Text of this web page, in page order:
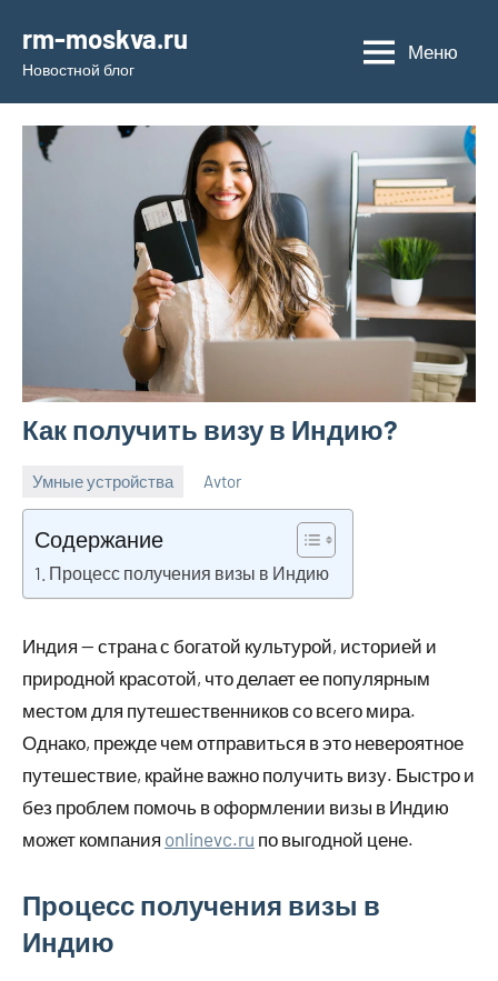
содержимому
rm-moskva.ru
Новостной блог
Меню
Как получить визу в Индию?
Умные устройства
2023
Avtor
Содержание
Процесс получения визы в Индию
Индия — страна с богатой культурой, историей и
природной красотой, что делает ее популярным
местом для путешественников со всего мира.
Однако, прежде чем отправиться в это невероятное
путешествие, крайне важно получить визу. Быстро и
без проблем помочь в оформлении визы в Индию
может компания onlinevc.ru по выгодной цене.
Процесс получения визы в
Индию